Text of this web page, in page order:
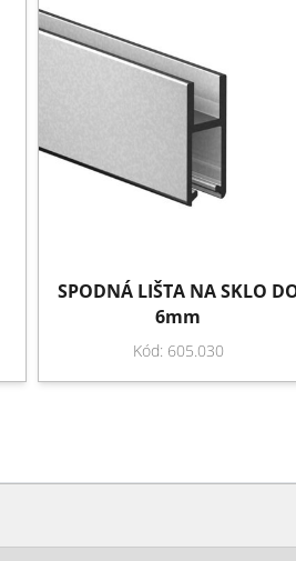
SPODNÁ LIŠTA NA SKLO
6mm
Kód: 605.030